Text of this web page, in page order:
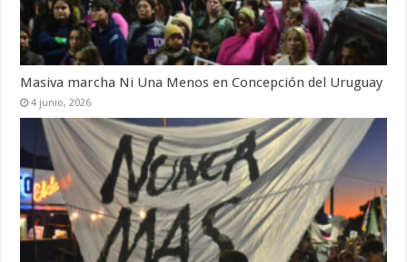
Masiva marcha Ni Una Menos en Concepción del Uruguay
4 junio, 2026